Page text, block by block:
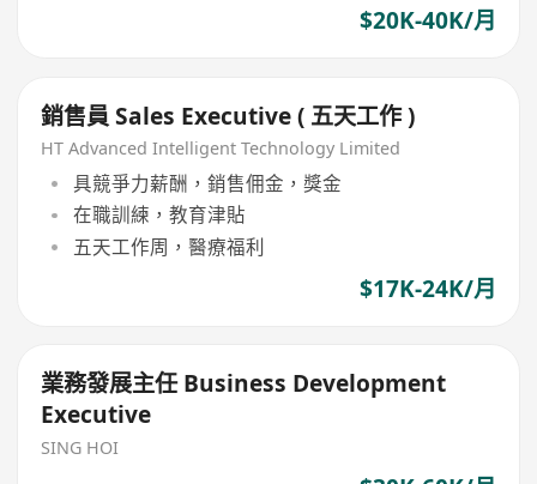
$20K-40K/月
銷售員 Sales Executive ( 五天工作 )
HT Advanced Intelligent Technology Limited
具競爭力薪酬，銷售佣金，獎金
在職訓練，教育津貼
五天工作周，醫療福利
$17K-24K/月
業務發展主任 Business Development
Executive
SING HOI